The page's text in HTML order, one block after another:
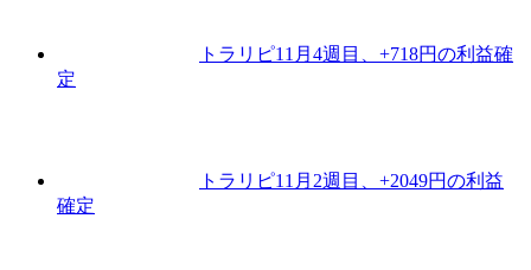
トラリピ11月4週目、+718円の利益確
定
トラリピ11月2週目、+2049円の利益
確定